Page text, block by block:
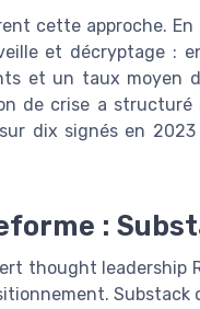
cette approche.
et décryptage :
et un taux moyen
de crise a
dix signés en
:
thought leadership